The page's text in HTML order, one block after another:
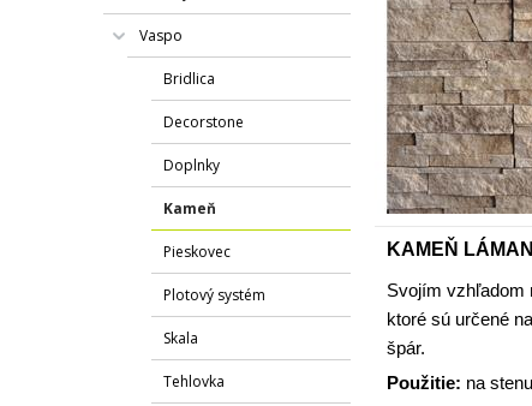
Vaspo
Bridlica
Decorstone
Doplnky
Kameň
Pieskovec
Plotový systém
Skala
Tehlovka
KAMEŇ
Svojím vzhľadom
ktoré sú určené
špár.
Použitie: na